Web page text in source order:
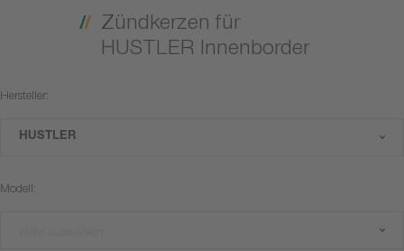
Zündkerzen für
HUSTLER Innenborder
Hersteller:
HUSTLER
Modell: